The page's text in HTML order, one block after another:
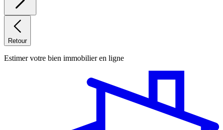
Retour
Estimer votre bien immobilier en ligne